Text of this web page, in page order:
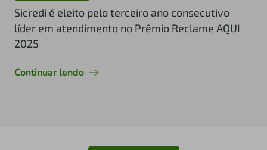
Sicredi é eleito pelo terceiro ano consecutivo
líder em atendimento no Prêmio Reclame AQUI
2025
Continuar lendo